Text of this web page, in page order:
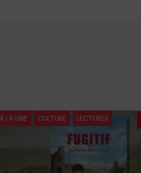
À LA UNE CULTURE LECTURES